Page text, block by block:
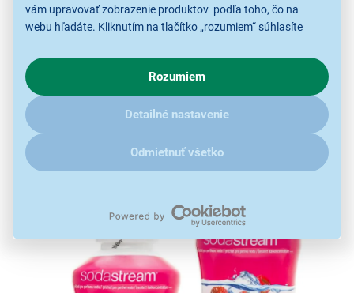
vám upravovať zobrazenie produktov podľa toho, čo na
webu hľadáte. Kliknutím na tlačítko „rozumiem“ súhlasíte
o chovaní na webe pre zobrazovaní cielených reklám.
V prípade že vás zaujímajú detaily, ako u nás s cookies a
ďalšími údaji pracujeme, kliknitesem.
Rozumiem
Detailné nastavenie
Odmietnuť všetko
Z 500 ml fľaše príchute Malina si jednoducho
až 12 litrov osviežujúceho nápoja
Odporúčaný pomer riedenia je 1 diel koncentrátu na
20 dielov perlivej vody. Vďaka tejto jednoduchej
príprave získatenápoj s bohatou malinovou chuťou,
ktorú ocení celá rodina.